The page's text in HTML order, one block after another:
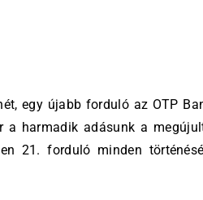
egy újabb forduló az OTP
a harmadik adásunk a
21. forduló minden